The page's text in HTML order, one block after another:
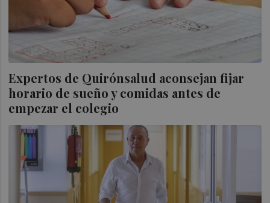
Expertos de Quirónsalud aconsejan fijar
horario de sueño y comidas antes de
empezar el colegio